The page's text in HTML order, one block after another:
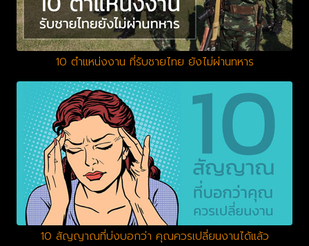
10 ตำแหน่งงาน ที่รับชายไทย ยังไม่ผ่านทหาร
10 สัญญาณที่บ่งบอกว่า คุณควรเปลี่ยนงานได้แล้ว